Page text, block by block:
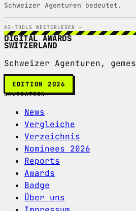
Schweizer Agenturen bedeutet.
AI-TOOLS WEITERLESEN →
DIGITAL AWARDS
SWITZERLAND
Schweizer Agenturen,
EDITION 2026
NAVIGATION
News
Vergleiche
Verzeichnis
Nominees 2026
Reports
Awards
Badge
Über uns